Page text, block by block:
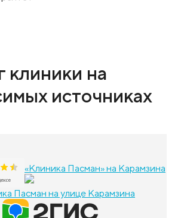
клиники на
источниках
«Клиника Пасман» на Карамзина